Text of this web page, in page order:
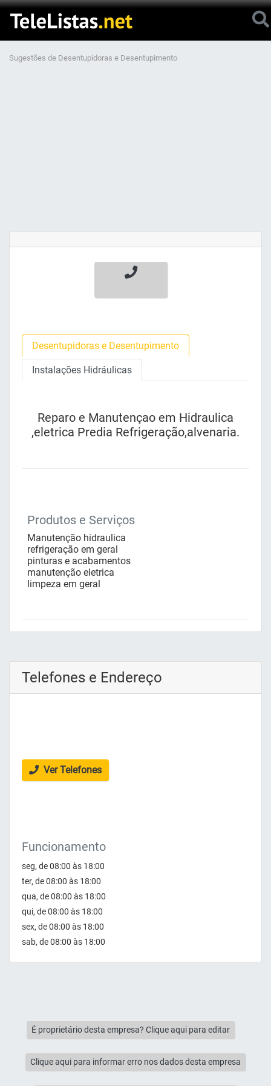
Sugestões de Desentupidoras e Desentupimento
Desentupidoras e Desentupimento
Instalações Hidráulicas
Reparo e Manutençao em Hidraulica
,eletrica Predia Refrigeração,alvenaria.
Produtos e Serviços
Manutenção hidraulica
refrigeração em geral
pinturas e acabamentos
manutenção eletrica
limpeza em geral
Telefones e Endereço
Ver Telefones
Funcionamento
seg, de 08:00 às 18:00
ter, de 08:00 às 18:00
qua, de 08:00 às 18:00
qui, de 08:00 às 18:00
sex, de 08:00 às 18:00
sab, de 08:00 às 18:00
É proprietário desta empresa? Clique aqui para editar
Clique aqui para informar erro nos dados desta empresa